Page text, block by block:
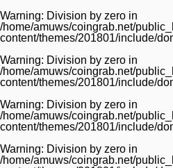
Warning: Division by zero in
/home/amuws/coingrab.net/
content/themes/201801/include/
Warning: Division by zero in
/home/amuws/coingrab.net/
content/themes/201801/include/
Warning: Division by zero in
/home/amuws/coingrab.net/
content/themes/201801/include/
Warning: Division by zero in
/home/amuws/coingrab.net/